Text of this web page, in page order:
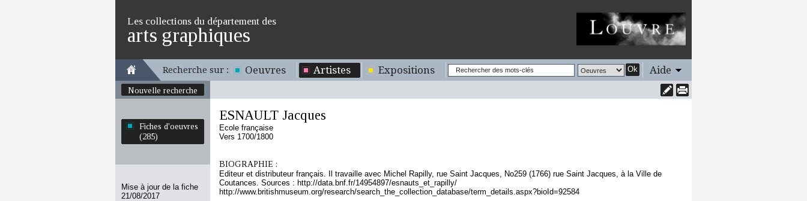
Les collections du département des
arts graphiques
Recherche sur : Oeuvres Artistes Expositions Ok Aide
Nouvelle recherche
Fiches d'oeuvres
(285)
Mise à jour de la fiche
21/08/2017
ESNAULT Jacques
Ecole française
Vers 1700/1800
BIOGRAPHIE :
Editeur et distributeur français. Il travaille avec Michel Rapilly, rue Saint Jacques, No259 (1766) rue Saint Jacques, à la Ville de
Coutances. Sources : http://data.bnf.fr/14954897/esnauts_et_rapilly/
http://www.britishmuseum.org/research/search_the_collection_database/term_details.aspx?bioId=92584